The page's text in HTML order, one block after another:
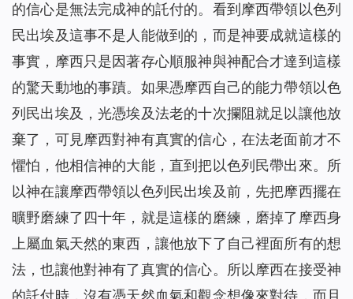
的信心是無法完成神的託付的。看到摩西帶領以色列
民出埃及這事不是人能做到的，而是神要成就這樣的
事實，摩西只是因著存心順服神與神配合才達到這樣
的驚天動地的事蹟。如果憑摩西自己的能力帶領以色
列民出埃及，光憑埃及法老的十次攔阻就足以讓他放
棄了，可見摩西對神有真實的信心，在法老面前才不
懼怕，他相信神的大能，直到把以色列民帶出來。所
以神在讓摩西帶領以色列民出埃及前，先把摩西擺在
曠野磨練了四十年，就是這樣的磨練，磨掉了摩西身
上屬血氣天然的東西，讓他放下了自己裡面所有的想
法，也讓他對神有了真實的信心。所以摩西在接受神
的託付時，沒有憑天然血氣和觀念想像來對待，而且